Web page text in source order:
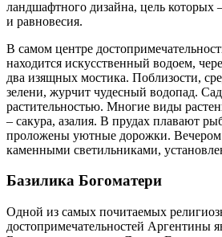
ландшафтного дизайна, цель которых
и равновесия.
В самом центре
находится искусственный водоем,
два изящных мостика. Поблизости,
зелени, журчит чудесный водопад.
растительностью. Многие виды
– сакура, азалия. В прудах плавают
проложены уютные дорожки. Вечером
каменными светильниками,
Базилика Богоматери
Одной из самых почитаемых
достопримечательностей Аргентины